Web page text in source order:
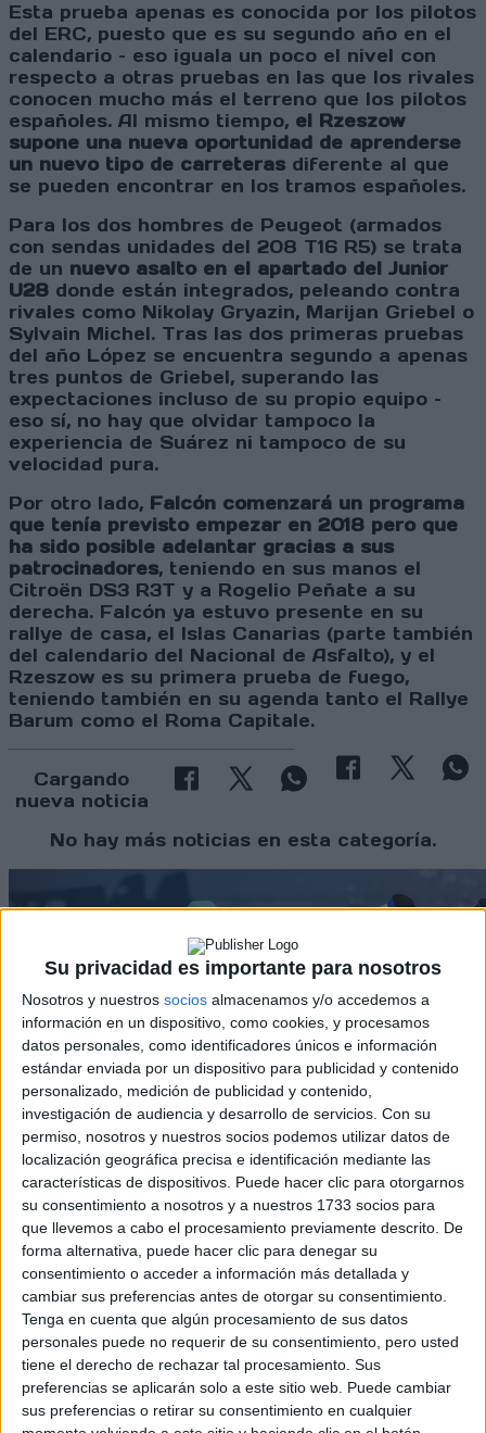
Su privacidad es importante para nosotros
Nosotros y nuestros socios almacenamos y/o accedemos a
información en un dispositivo, como cookies, y procesamos
datos personales, como identificadores únicos e información
estándar enviada por un dispositivo para publicidad y contenido
personalizado, medición de publicidad y contenido,
investigación de audiencia y desarrollo de servicios. Con su
permiso, nosotros y nuestros socios podemos utilizar datos de
localización geográfica precisa e identificación mediante las
características de dispositivos. Puede hacer clic para otorgarnos
su consentimiento a nosotros y a nuestros 1733 socios para
que llevemos a cabo el procesamiento previamente descrito. De
forma alternativa, puede hacer clic para denegar su
consentimiento o acceder a información más detallada y
cambiar sus preferencias antes de otorgar su consentimiento.
Tenga en cuenta que algún procesamiento de sus datos
personales puede no requerir de su consentimiento, pero usted
tiene el derecho de rechazar tal procesamiento. Sus
preferencias se aplicarán solo a este sitio web. Puede cambiar
sus preferencias o retirar su consentimiento en cualquier
Esta prueba apenas es conocida por los pilotos
del ERC, puesto que es su segundo año en el
calendario – eso iguala un poco el nivel con
respecto a otras pruebas en las que los rivales
conocen mucho más el terreno que los pilotos
españoles. Al mismo tiempo, el Rzeszow
supone una nueva oportunidad de aprenderse
un nuevo tipo de carreteras diferente al que
se pueden encontrar en los tramos españoles.
Para los dos hombres de Peugeot (armados
con sendas unidades del 208 T16 R5) se trata
de un nuevo asalto en el apartado del Junior
U28 donde están integrados, peleando contra
rivales como Nikolay Gryazin, Marijan Griebel o
Sylvain Michel. Tras las dos primeras pruebas
del año López se encuentra segundo a apenas
tres puntos de Griebel, superando las
expectaciones incluso de su propio equipo –
eso sí, no hay que olvidar tampoco la
experiencia de Suárez ni tampoco de su
velocidad pura.
Por otro lado, Falcón comenzará un programa
que tenía previsto empezar en 2018 pero que
ha sido posible adelantar gracias a sus
patrocinadores, teniendo en sus manos el
Citroën DS3 R3T y a Rogelio Peñate a su
derecha. Falcón ya estuvo presente en su
rallye de casa, el Islas Canarias (parte también
del calendario del Nacional de Asfalto), y el
Rzeszow es su primera prueba de fuego,
teniendo también en su agenda tanto el Rallye
Barum como el Roma Capitale.
Cargando
nueva noticia
No hay más noticias en esta categoría.
Rallyes
WRC
S-CER
ERC
CERA
CERT
Internacionales
Campeonatos Autonómicos
Históricos
Dakar
RallyCross
Circuitos
F1
Fórmula E
F2 / F3 / F4